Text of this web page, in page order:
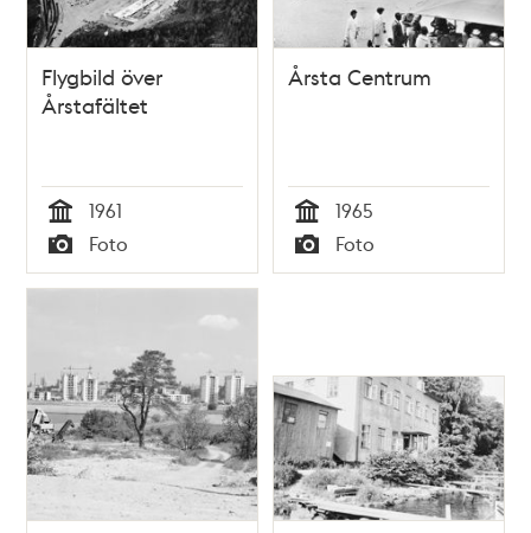
Flygbild över
Årstafältet
Tid
1961
Typ
Foto
Årsta Centrum
Tid
1965
Typ
Foto